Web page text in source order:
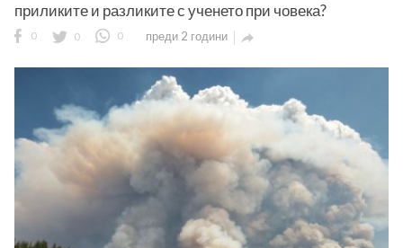
приликите и разликите с ученето при човека?
0 0 0 преди 2 години 